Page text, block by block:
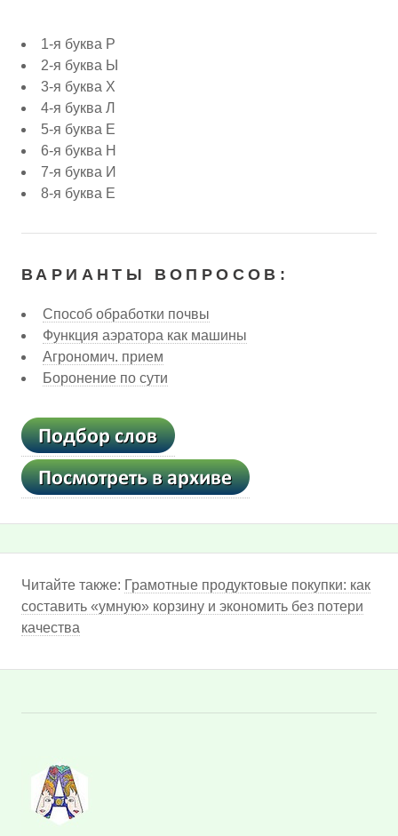
1-я буква Р
2-я буква Ы
3-я буква Х
4-я буква Л
5-я буква Е
6-я буква Н
7-я буква И
8-я буква Е
ВАРИАНТЫ ВОПРОСОВ:
Способ обработки почвы
Функция аэратора как машины
Агрономич. прием
Боронение по сути
Читайте также: Грамотные продуктовые покупки: как
составить «умную» корзину и экономить без потери
качества